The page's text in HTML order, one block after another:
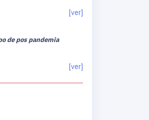
[ver]
de pos pandemia
[ver]